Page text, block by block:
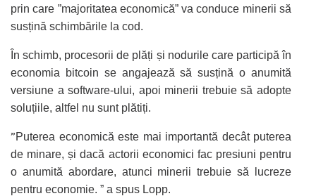
prin care ”majoritatea economică” va conduce minerii să
susțină schimbările la cod.
În schimb, procesorii de plăți și nodurile care participă în
economia bitcoin se angajează să susțină o anumită
versiune a software-ului, apoi minerii trebuie să adopte
soluțiile, altfel nu sunt plătiți.
”Puterea economică este mai importantă decât puterea
de minare, și dacă actorii economici fac presiuni pentru
o anumită abordare, atunci minerii trebuie să lucreze
pentru economie. ” a spus Lopp.